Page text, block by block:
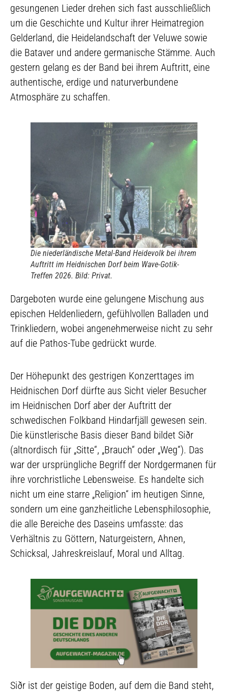
gesungenen Lieder drehen sich fast ausschließlich
um die Geschichte und Kultur ihrer Heimatregion
Gelderland, die Heidelandschaft der Veluwe sowie
die Bataver und andere germanische Stämme. Auch
gestern gelang es der Band bei ihrem Auftritt, eine
authentische, erdige und naturverbundene
Atmosphäre zu schaffen.
Die niederländische Metal-Band Heidevolk bei ihrem
Auftritt im Heidnischen Dorf beim Wave-Gotik-
Treffen 2026. Bild: Privat.
Dargeboten wurde eine gelungene Mischung aus
epischen Heldenliedern, gefühlvollen Balladen und
Trinkliedern, wobei angenehmerweise nicht zu sehr
auf die Pathos-Tube gedrückt wurde.
Der Höhepunkt des gestrigen Konzerttages im
Heidnischen Dorf dürfte aus Sicht vieler Besucher
im Heidnischen Dorf aber der Auftritt der
schwedischen Folkband Hindarfjäll gewesen sein.
Die künstlerische Basis dieser Band bildet Siðr
(altnordisch für „Sitte“, „Brauch“ oder „Weg“). Das
war der ursprüngliche Begriff der Nordgermanen für
ihre vorchristliche Lebensweise. Es handelte sich
nicht um eine starre „Religion“ im heutigen Sinne,
sondern um eine ganzheitliche Lebensphilosophie,
die alle Bereiche des Daseins umfasste: das
Verhältnis zu Göttern, Naturgeistern, Ahnen,
Schicksal, Jahreskreislauf, Moral und Alltag.
Siðr ist der geistige Boden, auf dem die Band steht,